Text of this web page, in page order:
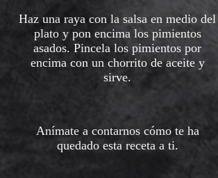
Haz una raya con la salsa en medio del
plato y pon encima los pimientos
asados. Pincela los pimientos por
encima con un chorrito de aceite y
sirve.
Anímate a contarnos cómo te ha
quedado esta receta a ti.